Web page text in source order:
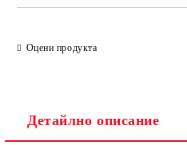
Оцени продукта
Детайлно описание